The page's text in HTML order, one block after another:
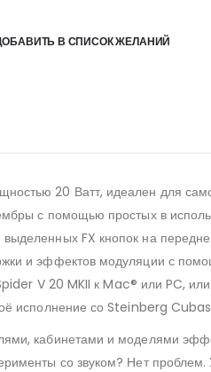
В СПИСОК ЖЕЛАНИЙ
20 Ватт, идеален для
с помощью простых в
FX кнопок на
и эффектов модуляции с
V 20 MKII к Mac® или PC,
исполнение со Steinberg
кабинетами и моделями
со звуком? Нет